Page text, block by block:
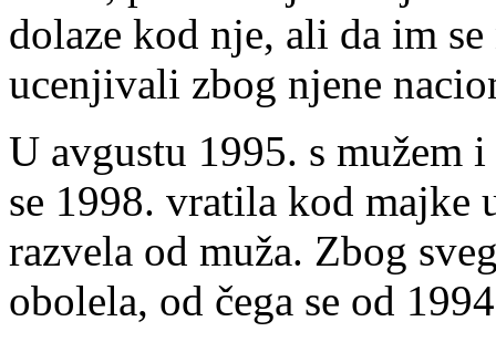
dolaze kod nje, ali da im
ucenjivali zbog njene
U avgustu 1995. s mužem
se 1998. vratila kod majke
razvela od muža. Zbog
obolela, od čega se od